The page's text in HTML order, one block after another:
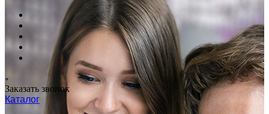
Заказать звонок
Каталог